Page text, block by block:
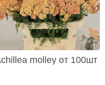
molley от 100шт